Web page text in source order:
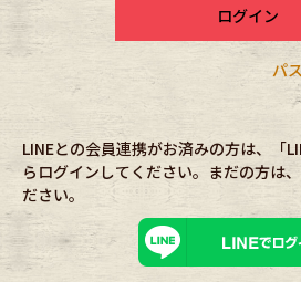
メンズ商品カテゴリ
Tops
Bottoms
レディース商品カテゴ
ログイン
パ
LINEとの会員連携がお済みの方は、「
らログインしてください。まだの方は、
ださい。